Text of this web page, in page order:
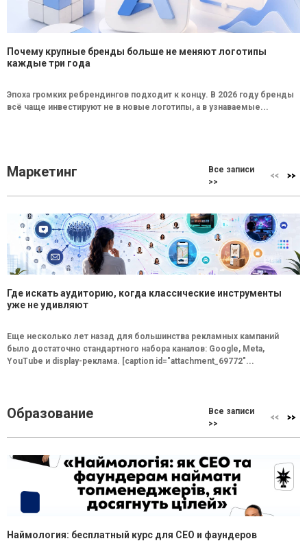
Почему крупные бренды больше не меняют логотипы
каждые три года
Эпоха громких ребрендингов подходит к концу. В 2026 году бренды
всё чаще инвестируют не в новые логотипы, а в узнаваемые...
Маркетинг
Все записи
>>
Где искать аудиторию, когда классические инструменты
уже не удивляют
Еще несколько лет назад для большинства рекламных кампаний
было достаточно стандартного набора каналов: Google, Meta,
YouTube и display-реклама. [caption id="attachment_69772"...
Образование
Все записи
>>
Наймология: бесплатный курс для CEO и фаундеров